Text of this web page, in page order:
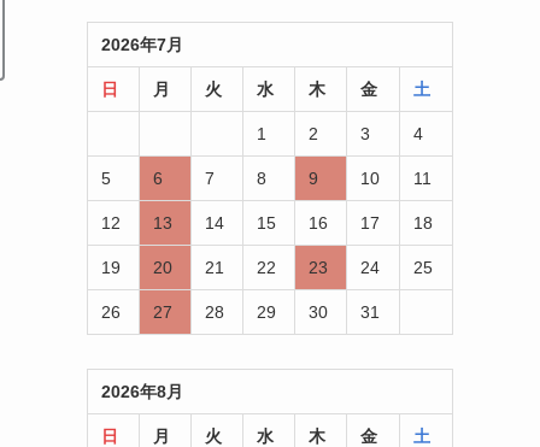
2026年7月
日 月 火 水 木 金 土
1 2 3 4
5 6 7 8 9 10 11
12 13 14 15 16 17 18
19 20 21 22 23 24 25
26 27 28 29 30 31
2026年8月
日 月 火 水 木 金 土